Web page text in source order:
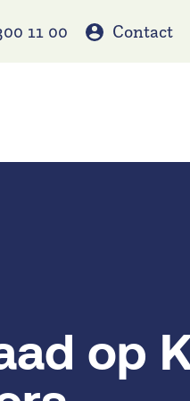
11 00 Contact
op